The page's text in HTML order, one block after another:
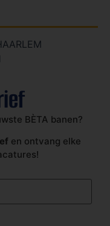
BÈTA banen?
en ontvang elke